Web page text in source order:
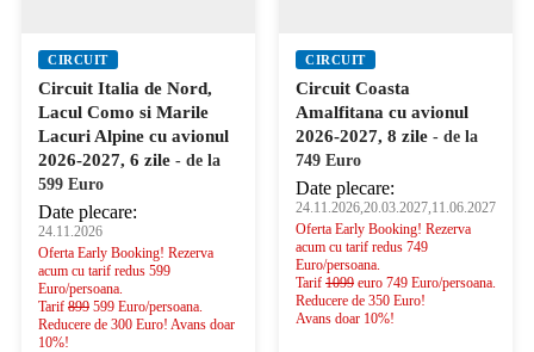
CIRCUIT
Circuit Italia de Nord,
Lacul Como si Marile
Lacuri Alpine cu avionul
2026-2027, 6 zile - de la
599 Euro
Date plecare:
24.11.2026
Oferta Early Booking! Rezerva
acum cu tarif redus 599
Euro/persoana.
Tarif 899 599 Euro/persoana.
Reducere de 300 Euro! Avans doar
10%!
CIRCUIT
Circuit Coasta
Amalfitana cu avionul
2026-2027, 8 zile - de la
749 Euro
Date plecare:
24.11.2026,20.03.2027,11.06.2027
Oferta Early Booking! Rezerva
acum cu tarif redus 749
Euro/persoana.
Tarif 1099 euro 749 Euro/persoana.
Reducere de 350 Euro!
Avans doar 10%!